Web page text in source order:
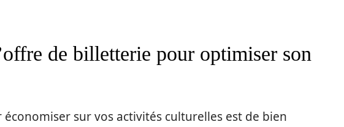
de billetterie pour optimiser son
sur vos activités culturelles est de bien